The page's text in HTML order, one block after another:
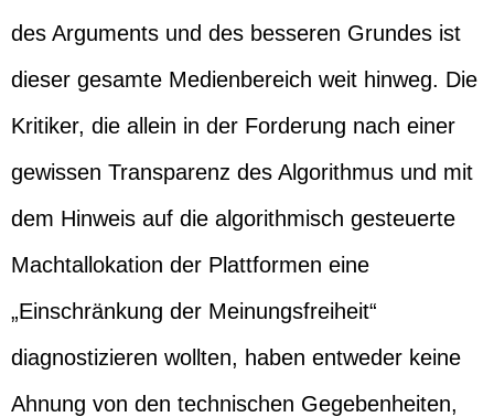
des Arguments und des besseren Grundes ist
dieser gesamte Medienbereich weit hinweg. Die
Kritiker, die allein in der Forderung nach einer
gewissen Transparenz des Algorithmus und mit
dem Hinweis auf die algorithmisch gesteuerte
Machtallokation der Plattformen eine
„Einschränkung der Meinungsfreiheit“
diagnostizieren wollten, haben entweder keine
Ahnung von den technischen Gegebenheiten,